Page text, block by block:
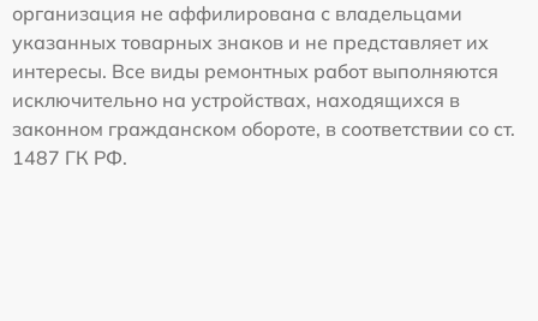
организация не аффилирована с владельцами
указанных товарных знаков и не представляет их
интересы. Все виды ремонтных работ выполняются
исключительно на устройствах, находящихся в
законном гражданском обороте, в соответствии со ст.
1487 ГК РФ.